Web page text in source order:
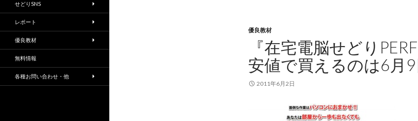
優良教材
『在宅電脳せどり
安値で買えるのは6月
2011年6月2日
せどりSNS
レポート
優良教材
無料情報
各種お問い合わせ・他